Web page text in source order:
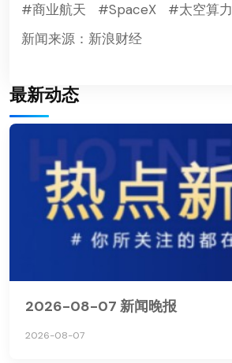
#商业航天 #SpaceX #太空算力
新闻来源：新浪财经
最新动态
2026-08-07 新闻晚报
2026-08-07